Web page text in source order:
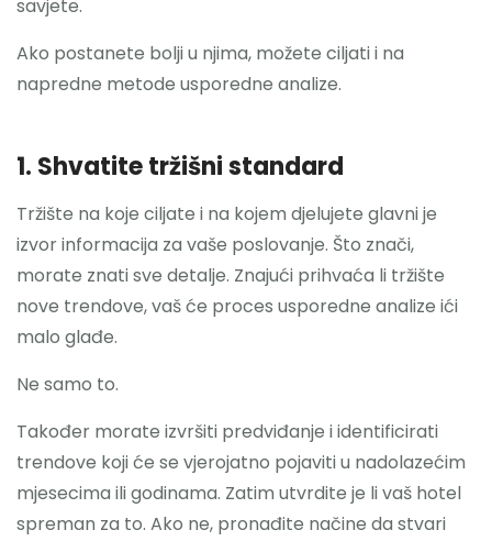
savjete.
Ako postanete bolji u njima, možete ciljati i na
napredne metode usporedne analize.
1. Shvatite tržišni standard
Tržište na koje ciljate i na kojem djelujete glavni je
izvor informacija za vaše poslovanje. Što znači,
morate znati sve detalje. Znajući prihvaća li tržište
nove trendove, vaš će proces usporedne analize ići
malo glađe.
Ne samo to.
Također morate izvršiti predviđanje i identificirati
trendove koji će se vjerojatno pojaviti u nadolazećim
mjesecima ili godinama. Zatim utvrdite je li vaš hotel
spreman za to. Ako ne, pronađite načine da stvari